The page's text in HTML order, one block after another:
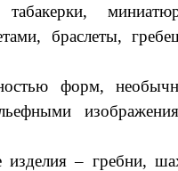
браслеты,
форм,
– гребни,